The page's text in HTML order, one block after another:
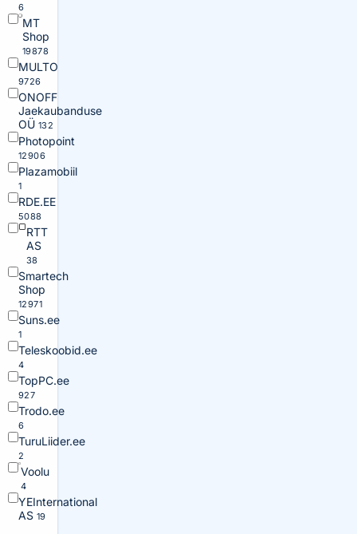
6
MT
Shop
19878
MULTO
9726
ONOFF
Jaekaubanduse
OÜ 132
Photopoint
12906
Plazamobiil
1
RDE.EE
5088
RTT
AS
38
Smartech
Shop
12971
Suns.ee
1
Teleskoobid.ee
4
TopPC.ee
927
Trodo.ee
6
TuruLiider.ee
2
Voolu
4
YEInternational
AS 19